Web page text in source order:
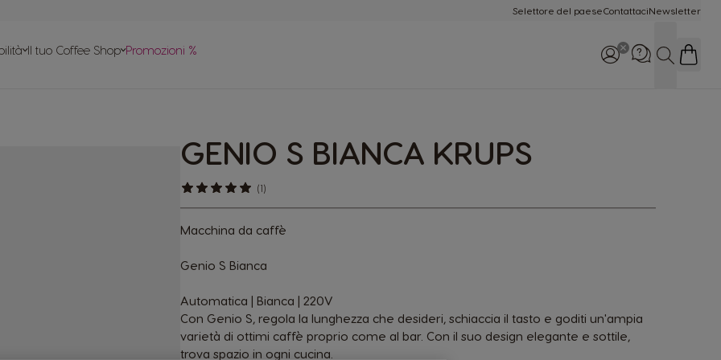
Selettore del paeseContattaciNewsletter
Il tuo Coffee Shop Promozioni % Cerca
GENIO S BIANCA KRUPS
(1)
Macchina da caffè
Genio S Bianca
Automatica | Bianca | 220V
Con Genio S, regola la lunghezza che desideri, schiaccia il tasto e goditi un'ampia
varietà di ottimi caffè proprio come al bar. Con il suo design elegante e sottile,
trova spazio in ogni cucina.